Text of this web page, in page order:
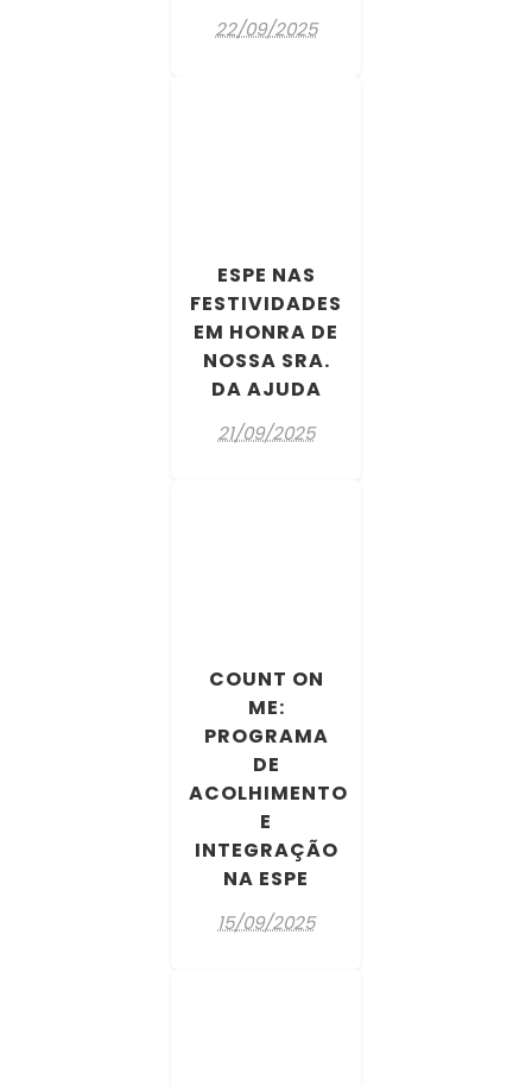
22/09/2025
ESPE NAS
FESTIVIDADES
EM HONRA DE
NOSSA SRA.
DA AJUDA
21/09/2025
COUNT ON
ME:
PROGRAMA
DE
ACOLHIMENTO
E
INTEGRAÇÃO
NA ESPE
15/09/2025